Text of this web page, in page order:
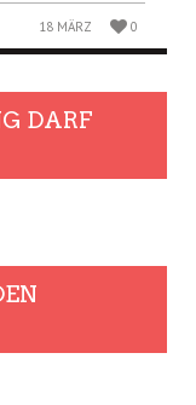
18 MÄRZ 0
DARF